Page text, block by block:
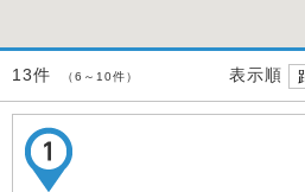
13件 （6～10件） 表示順